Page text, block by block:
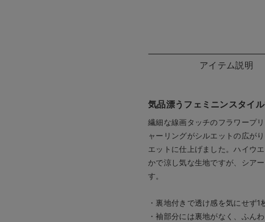
アイテム説明
気品漂うフェミニンスタイ
繊細な線画タッチのフラワープ
ャーリングがシルエットの広が
エットに仕上げました。ハイウ
かで涼し気な生地ですが、シア
す。
・裏地付きで透け感を気にせず1
・袖部分には裏地がなく、ふん